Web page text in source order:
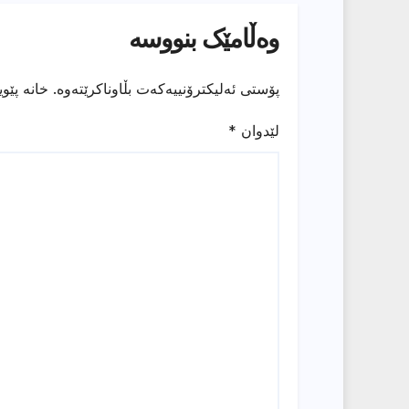
وەڵامێک بنووسە
پۆستی ئەلیکترۆنییەکەت بڵاوناکرێتەوە. خانە
لێدوان *